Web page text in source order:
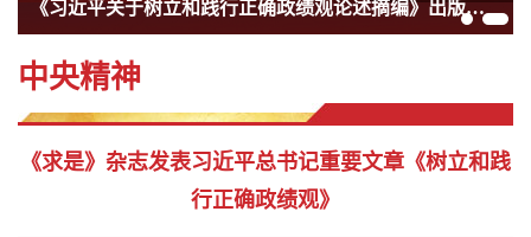
学习进行时丨习近平总书记引导树立和践行正确政绩观的故事
中央精神
《求是》杂志发表习近平总书记重要文章《树立和践
行正确政绩观》